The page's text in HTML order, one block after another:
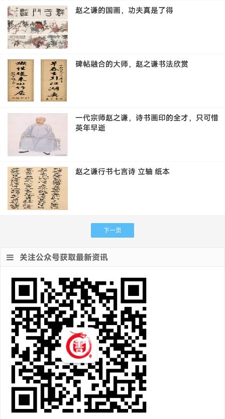
赵之谦的国画，功夫真是了得
碑帖融合的大师，赵之谦书法欣赏
一代宗师赵之谦，诗书画印的全才，只可惜
英年早逝
赵之谦行书七言诗 立轴 纸本
下一页
关注公众号获取最新资讯